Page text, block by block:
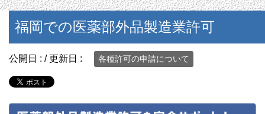
福岡での医薬部外品製造業許可
公開日 : / 更新日 : 各種許可の申請について